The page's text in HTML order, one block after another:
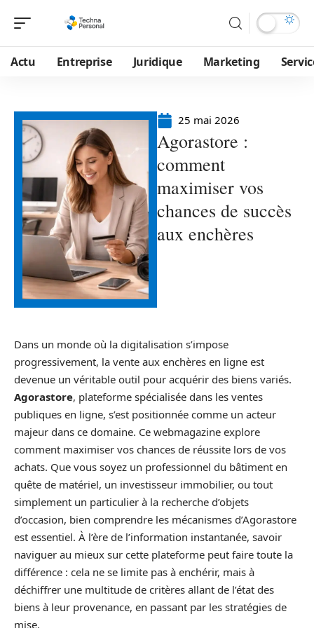
Actu Entreprise Juridique Marketing
25 mai 2026
Agorastore :
comment
maximiser vos
chances de succès
aux enchères
Dans un monde où la digitalisation s’impose
progressivement, la vente aux enchères en ligne est
devenue un véritable outil pour acquérir des biens variés.
Agorastore, plateforme spécialisée dans les ventes
publiques en ligne, s’est positionnée comme un acteur
majeur dans ce domaine. Ce webmagazine explore
comment maximiser vos chances de réussite lors de vos
achats. Que vous soyez un professionnel du bâtiment en
quête de matériel, un investisseur immobilier, ou tout
simplement un particulier à la recherche d’objets
d’occasion, bien comprendre les mécanismes d’Agorastore
est essentiel. À l’ère de l’information instantanée, savoir
naviguer au mieux sur cette plateforme peut faire toute la
différence : cela ne se limite pas à enchérir, mais à
déchiffrer une multitude de critères allant de l’état des
biens à leur provenance, en passant par les stratégies de
mise.